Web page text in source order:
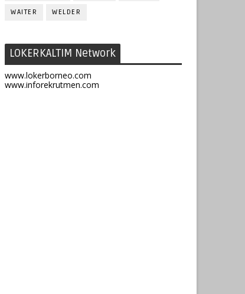
WAITER WELDER
LOKERKALTIM Network
www.lokerborneo.com
www.inforekrutmen.com